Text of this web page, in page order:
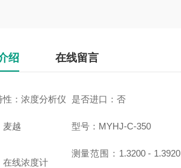
绍 在线留言
性：浓度分析仪 是否进口：否
麦越 型号：MYHJ-C-350
在线浓度计
测量范围：1.3200 -